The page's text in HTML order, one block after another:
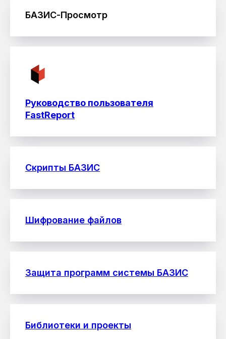
БАЗИС-Просмотр
Руководство пользователя
FastReport
Скрипты БАЗИС
Шифрование файлов
Защита программ системы БАЗИС
Библиотеки и проекты